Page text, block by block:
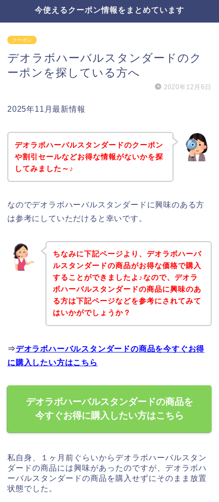
今使えるクーポン情報をまとめています
クーポン
デオラボハーバルスタンダードのク
ーポンを探している方へ
2020年12月6日
2025年11月最新情報
デオラボハーバルスタンダードのクーポン
や割引セールなどお得な情報がないかを探
してみました～♪
なのでデオラボハーバルスタンダードに興味のある方
は参考にしていただけると幸いです。
ちなみに下記ページより、デオラボハーバ
ルスタンダードの商品がお得な価格で購入
することができましたよ♪なので、デオラ
ボハーバルスタンダードの商品に興味のあ
る方は下記ページなどを参考にされてみて
はいかがでしょうか？
⇒デオラボハーバルスタンダードの商品を今すぐお得
に購入したい方はこちら
デオラボハーバルスタンダードの商品を
今すぐお得に購入したい方はこちら
私自身、１ヶ月前ぐらいからデオラボハーバルスタン
ダードの商品には興味があったのですが、デオラボハ
ーバルスタンダードの商品を購入せずにそのまま放置
状態でした。